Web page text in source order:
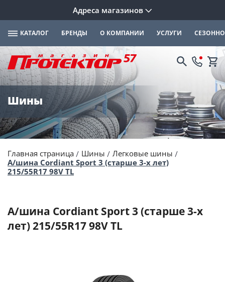
Адреса магазинов
КАТАЛОГ БРЕНДЫ О КОМПАНИИ УСЛУГИ
Шины
Главная страница Шины
Легковые шины
А/шина Cordiant Sport 3 (старше 3-х лет)
215/55R17 98V TL
А/шина Cordiant Sport 3 (старше 3-х
лет) 215/55R17 98V TL